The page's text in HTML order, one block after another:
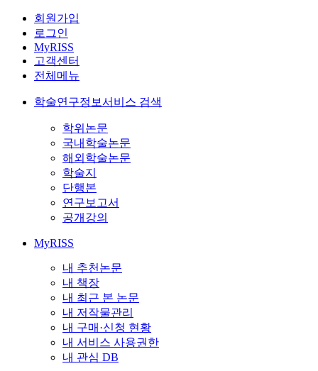
회원가입
로그인
MyRISS
고객센터
전체메뉴
학술연구정보서비스 검색
학위논문
국내학술논문
해외학술논문
학술지
단행본
연구보고서
공개강의
MyRISS
내 추천논문
내 책장
내 최근 본 논문
내 저작물관리
내 구매·신청 현황
내 서비스 사용권한
내 관심 DB